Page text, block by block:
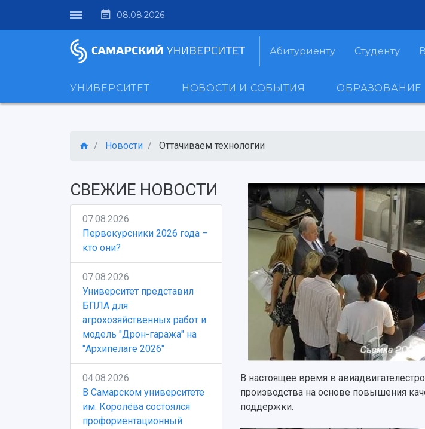
08.08.2026
Абитуриенту Студенту
УНИВЕРСИТЕТ НОВОСТИ И СОБЫТИЯ ОБРАЗОВАНИЕ
Новости Оттачиваем технологии
СВЕЖИЕ НОВОСТИ
07.08.2026
Первокурсники 2026 года –
кто они?
07.08.2026
Университет представил
БПЛА для
агрохозяйственных работ и
модель "Дрон-гаража" на
"Архипелаге 2026"
04.08.2026
В Самарском университете
им. Королёва состоялся
профориентационный
В настоящее время в
производства на основе повышения
поддержки.